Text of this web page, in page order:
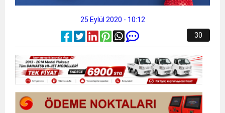
25 Eylül 2020 - 10:12
30